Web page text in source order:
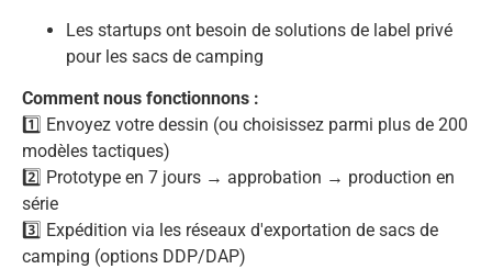
Les startups ont besoin de solutions de label privé
pour les sacs de camping
Comment nous fonctionnons :
1️⃣ Envoyez votre dessin (ou choisissez parmi plus de 200
modèles tactiques)
2️⃣ Prototype en 7 jours → approbation → production en
série
3️⃣ Expédition via les réseaux d'exportation de sacs de
camping (options DDP/DAP)